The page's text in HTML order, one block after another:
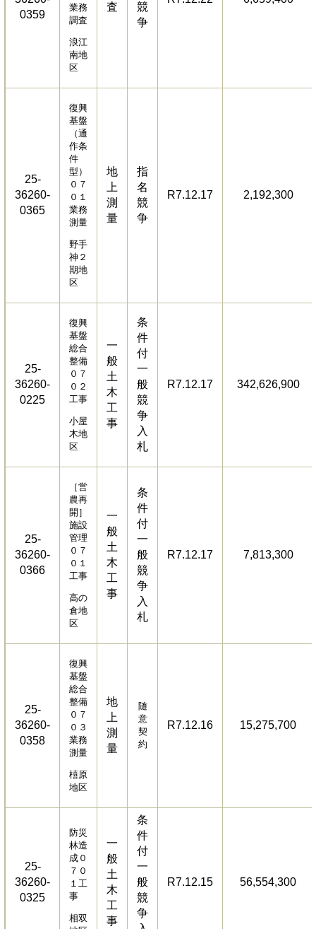
0359
業務
調査
浪江
南地
区
査
競
争
25-
36260-
0365
復興
基盤
（通
作条
件
型）
０７
０１
業務
測量
野手
神２
期地
区
地
上
測
量
指
名
競
争
R7.12.17 2,192,300
25-
36260-
0225
復興
基盤
総合
整備
０７
０２
工事
小屋
木地
区
一
般
土
木
工
事
条
件
付
一
般
競
争
入
札
R7.12.17 342,626,900
25-
36260-
0366
［営
農再
開］
施設
管理
０７
０１
工事
高の
倉地
区
一
般
土
木
工
事
条
件
付
一
般
競
争
入
札
R7.12.17 7,813,300
25-
36260-
0358
復興
基盤
総合
整備
０７
０３
業務
測量
橲原
地区
地
上
測
量
随
意
契
約
R7.12.16 15,275,700
25-
36260-
0325
防災
林造
成０
７０
１工
事
相双
一
般
土
木
工
事
条
件
付
一
般
競
争
R7.12.15 56,554,300